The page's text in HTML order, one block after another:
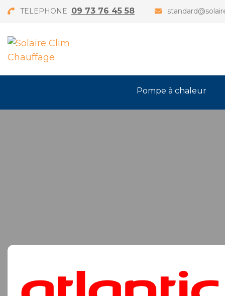
TELEPHONE 09 73 76 45 58
Pompe à chaleur